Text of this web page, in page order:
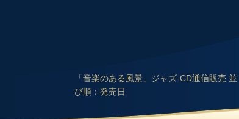
「音楽のある風景」ジャズ-CD通信販売 並
び順：発売日